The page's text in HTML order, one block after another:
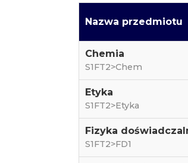
Nazwa przedmiotu
Chemia
S1FT2>Chem
Etyka
S1FT2>Etyka
Fizyka
S1FT2>FD1